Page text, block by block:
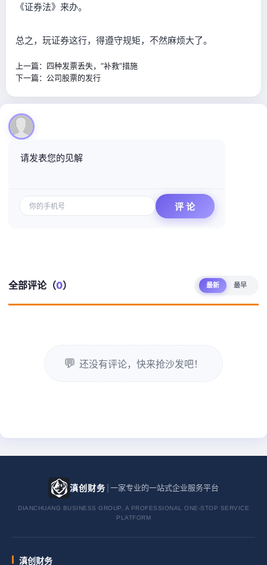
《证券法》来办。
总之，玩证券这行，得遵守规矩，不然麻烦大了。
上一篇： 四种发票丢失，“补救”措施
下一篇： 公司股票的发行
请发表您的见解
全部评论（0） 最新 最早
还没有评论，快来抢沙发吧！
滇创财务 一家专业的一站式企业服务平台
DIANCHUANG BUSINESS GROUP, A PROFESSIONAL ONE-STOP SERVICE
PLATFORM
滇创财务